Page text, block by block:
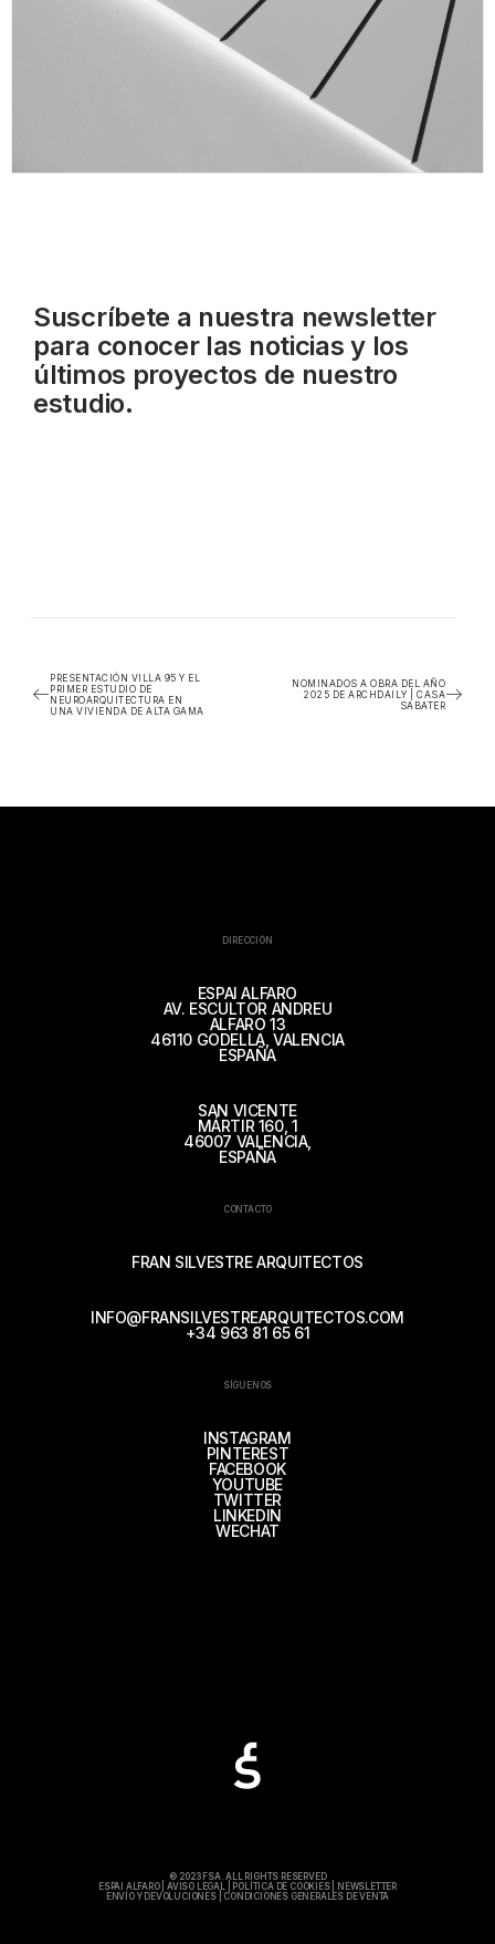
Suscríbete a nuestra newsletter
para conocer las noticias y los
últimos proyectos de nuestro
estudio.
PRESENTACIÓN VILLA 95 Y EL
PRIMER ESTUDIO DE
NEUROARQUITECTURA EN
UNA VIVIENDA DE ALTA GAMA
NOMINADOS A OBRA DEL AÑO
2025 DE ARCHDAILY | CASA
SABATER
DIRECCIÓN
ESPAI ALFARO
AV. ESCULTOR ANDREU
ALFARO 13
46110 GODELLA, VALENCIA
ESPAÑA
SAN VICENTE
MÁRTIR 160, 1
46007 VALENCIA,
ESPAÑA
CONTACTO
FRAN SILVESTRE ARQUITECTOS
INFO@FRANSILVESTREARQUITECTOS.COM
+34 963 81 65 61
SÍGUENOS
INSTAGRAM
PINTEREST
FACEBOOK
YOUTUBE
TWITTER
LINKEDIN
WECHAT
© 2023 FSA. ALL RIGHTS RESERVED
ESPAI ALFARO|AVISO LEGAL POLÍTICA DE COOKIES|
NEWSLETTER
ENVÍO Y DEVOLUCIONES| CONDICIONES GENERALES DE VENTA